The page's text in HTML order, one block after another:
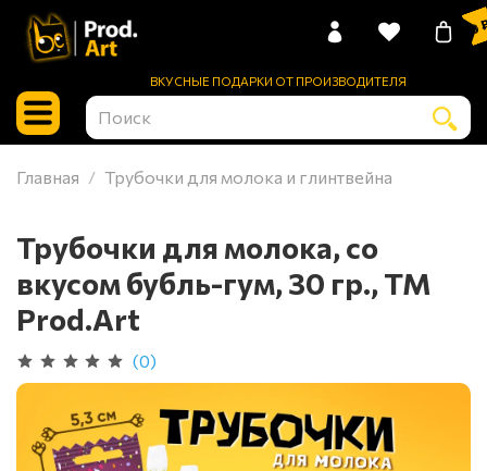
ВКУСНЫЕ ПОДАРКИ ОТ ПРОИЗВОДИТЕЛЯ
0
Главная Трубочки для молока и глинтвейна
Трубочки для молока, со
вкусом бубль-гум, 30 гр., ТМ
Prod.Art
(0)